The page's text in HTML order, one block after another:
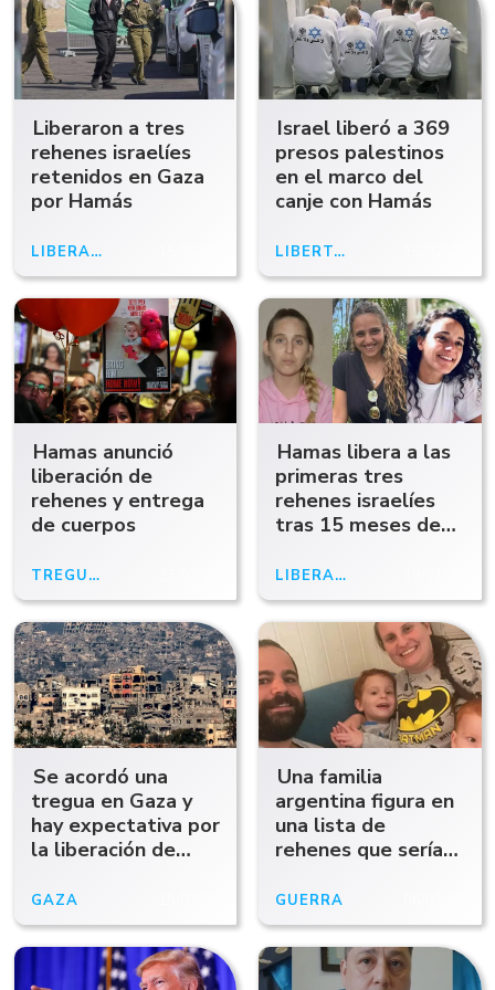
Liberaron a tres
rehenes israelíes
retenidos en Gaza
por Hamás
LIBERACIÓN
Israel liberó a 369
presos palestinos
en el marco del
canje con Hamás
LIBERTAD
Hamas anunció
liberación de
rehenes y entrega
de cuerpos
TREGUA EN GAZA
Hamas libera a las
primeras tres
rehenes israelíes
tras 15 meses de
LIBERACIÓN
Se acordó una
tregua en Gaza y
hay expectativa por
la liberación de
GAZA
Una familia
argentina figura en
una lista de
rehenes que serían
GUERRA